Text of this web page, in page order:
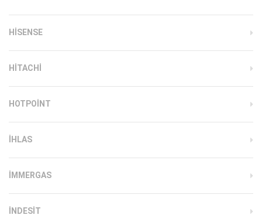
HISENSE
HITACHI
HOTPOINT
IHLAS
İMMERGAS
INDESIT